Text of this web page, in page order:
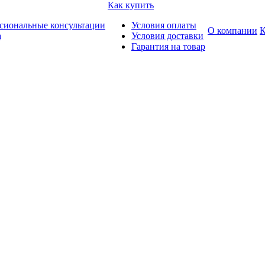
консультации
Как купить
Условия оплаты
Условия доставки
Гарантия на товар
О компании